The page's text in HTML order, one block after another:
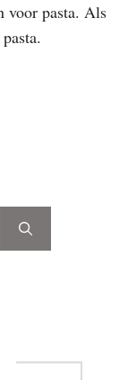
voor pasta. Als